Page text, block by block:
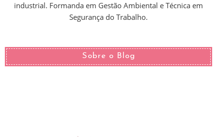
industrial. Formanda em Gestão Ambiental e Técnica em
Segurança do Trabalho.
Sobre o Blog